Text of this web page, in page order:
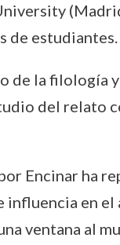
de estudiantes.
la filología
del relato
Encinar ha
en
ventana al